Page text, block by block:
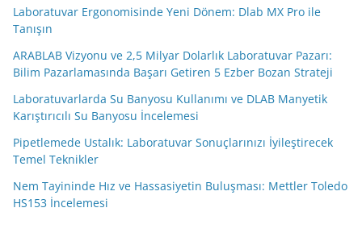
Laboratuvar Ergonomisinde Yeni Dönem: Dlab MX Pro ile
Tanışın
ARABLAB Vizyonu ve 2,5 Milyar Dolarlık Laboratuvar Pazarı:
Bilim Pazarlamasında Başarı Getiren 5 Ezber Bozan Strateji
Laboratuvarlarda Su Banyosu Kullanımı ve DLAB Manyetik
Karıştırıcılı Su Banyosu İncelemesi
Pipetlemede Ustalık: Laboratuvar Sonuçlarınızı İyileştirecek
Temel Teknikler
Nem Tayininde Hız ve Hassasiyetin Buluşması: Mettler Toledo
HS153 İncelemesi